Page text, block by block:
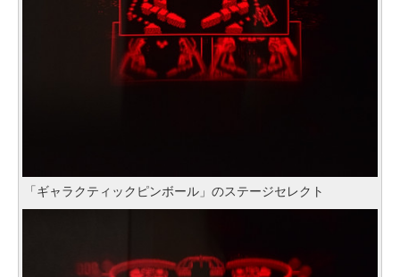
「ギャラクティックピンボール」のステージセレクト